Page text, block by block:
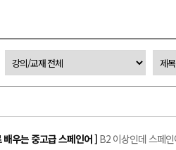
배우는 중고급 스페인어 ] B2 이상인데 스페